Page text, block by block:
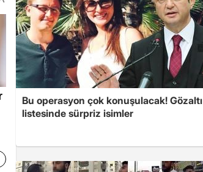
Bu operasyon çok konuşulacak! Gözaltı
listesinde sürpriz isimler